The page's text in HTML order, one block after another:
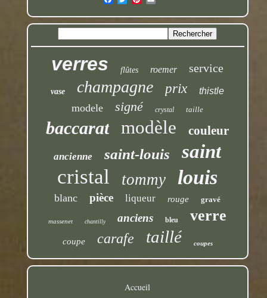
verres flûtes roemer service
vase champagne prix thistle
modele signé crystal taille
baccarat modèle couleur
ancienne saint-louis saint
cristal tommy louis
blanc pièce liqueur rouge gravé
massenet chantilly anciens bleu verre
coupe carafe taillé coupes
Accueil